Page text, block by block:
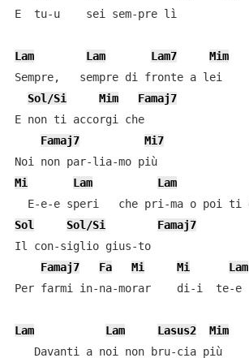
E  tu-u    sei sem-pre lì
Lam Lam Lam7
Mim
Sempre,   sempre di fronte a lei
Sol/Si
Mim
Famaj7
E non ti accorgi che
Famaj7
Mi7
Noi non par-lia-mo più
Mi
Lam Lam
Sol
Sol/Si
Famaj7
Il con-siglio gius-to
Famaj7
Fa Mi Mi Lam
Per farmi in-na-morar    di-i  te-e
Lam Lam Lasus2 Mim
   Davanti a noi non bru-cia più